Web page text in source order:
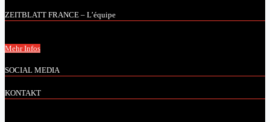
ZEITBLATT FRANCE – L’équipe
Mehr Infos
SOCIAL MEDIA
KONTAKT